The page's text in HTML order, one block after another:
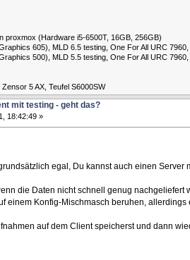
proxmox (Hardware i5-6500T, 16GB, 256GB)
605), MLD 6.5 testing, One For All URC 7960,
500), MLD 5.5 testing, One For All URC 7960,
5 AX, Teufel S6000SW
mit testing - geht das?
18:42:49 »
egal, Du kannst auch einen
die Daten nicht schnell genug
einem Konfig-Mischmasch beruhen,
auf dem Client speicherst und dann